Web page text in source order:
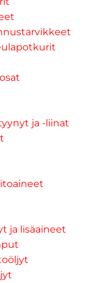
ja -liinat
ja lisäaineet